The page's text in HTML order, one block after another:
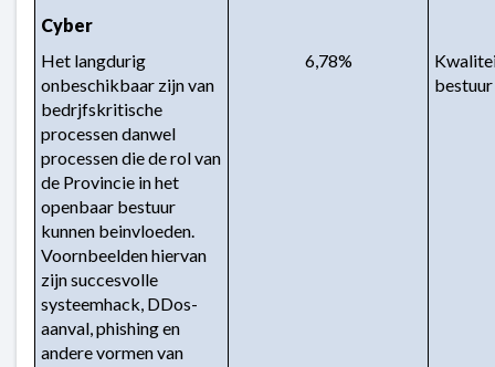
Cyber
Het langdurig
onbeschikbaar zijn van
bedrjfskritische
processen danwel
processen die de rol van
de Provincie in het
openbaar bestuur
kunnen beinvloeden.
Voornbeelden hiervan
zijn succesvolle
systeemhack, DDos-
aanval, phishing en
andere vormen van
6,78%
bestuur